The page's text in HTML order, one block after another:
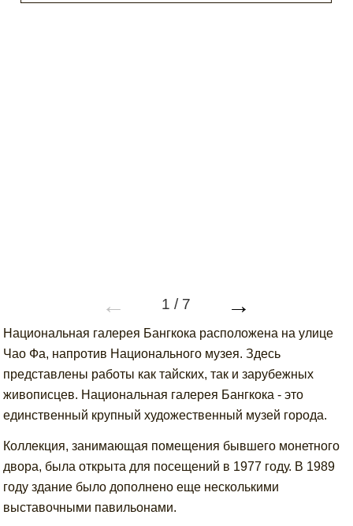
← 1 / 7 →
Национальная галерея Бангкока расположена на улице
Чао Фа, напротив Национального музея. Здесь
представлены работы как тайских, так и зарубежных
живописцев. Национальная галерея Бангкока - это
единственный крупный художественный музей города.
Коллекция, занимающая помещения бывшего монетного
двора, была открыта для посещений в 1977 году. В 1989
году здание было дополнено еще несколькими
выставочными павильонами.